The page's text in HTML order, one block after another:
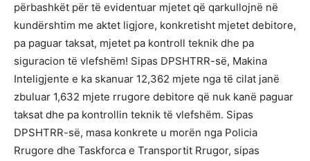
përbashkët për të evidentuar mjetet që qarkullojnë në
kundërshtim me aktet ligjore, konkretisht mjetet debitore,
pa paguar taksat, mjetet pa kontroll teknik dhe pa
siguracion të vlefshëm! Sipas DPSHTRR-së, Makina
Inteligjente e ka skanuar 12,362 mjete nga të cilat janë
zbuluar 1,632 mjete rrugore debitore që nuk kanë paguar
taksat dhe pa kontrollin teknik të vlefshëm. Sipas
DPSHTRR-së, masa konkrete u morën nga Policia
Rrugore dhe Taskforca e Transportit Rrugor, sipas